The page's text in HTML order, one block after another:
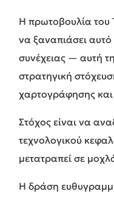
Η πρωτοβουλία του
να ξαναπιάσει
συνέχειας — αυτή
στρατηγική
χαρτογράφησης
Στόχος είναι να
τεχνολογικού
μετατραπεί σε
Η δράση